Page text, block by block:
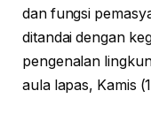
dan fungsi
ditandai dengan
pengenalan
aula lapas, Kamis